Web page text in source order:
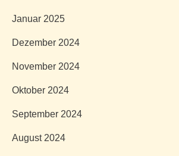
Januar 2025
Dezember 2024
November 2024
Oktober 2024
September 2024
August 2024